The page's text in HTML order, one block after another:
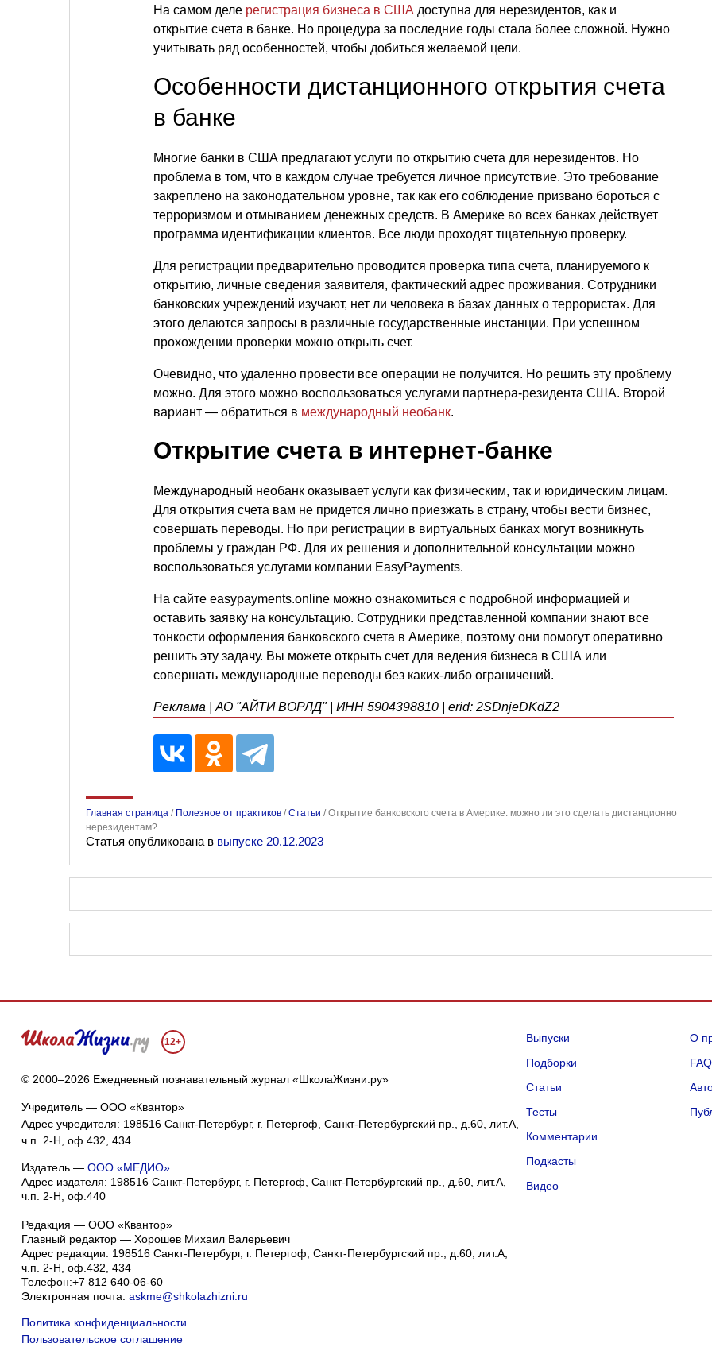
На самом деле регистрация бизнеса в США доступна для нерезидентов, как и
открытие счета в банке. Но процедура за последние годы стала более сложной. Нужно
учитывать ряд особенностей, чтобы добиться желаемой цели.
Особенности дистанционного открытия счета
в банке
Многие банки в США предлагают услуги по открытию счета для нерезидентов. Но
проблема в том, что в каждом случае требуется личное присутствие. Это требование
закреплено на законодательном уровне, так как его соблюдение призвано бороться с
терроризмом и отмыванием денежных средств. В Америке во всех банках действует
программа идентификации клиентов. Все люди проходят тщательную проверку.
Для регистрации предварительно проводится проверка типа счета, планируемого к
открытию, личные сведения заявителя, фактический адрес проживания. Сотрудники
банковских учреждений изучают, нет ли человека в базах данных о террористах. Для
этого делаются запросы в различные государственные инстанции. При успешном
прохождении проверки можно открыть счет.
Очевидно, что удаленно провести все операции не получится. Но решить эту проблему
можно. Для этого можно воспользоваться услугами партнера-резидента США. Второй
вариант — обратиться в международный необанк.
Открытие счета в интернет-банке
Международный необанк оказывает услуги как физическим, так и юридическим лицам.
Для открытия счета вам не придется лично приезжать в страну, чтобы вести бизнес,
совершать переводы. Но при регистрации в виртуальных банках могут возникнуть
проблемы у граждан РФ. Для их решения и дополнительной консультации можно
воспользоваться услугами компании EasyPayments.
На сайте easypayments.online можно ознакомиться с подробной информацией и
оставить заявку на консультацию. Сотрудники представленной компании знают все
тонкости оформления банковского счета в Америке, поэтому они помогут оперативно
решить эту задачу. Вы можете открыть счет для ведения бизнеса в США или
совершать международные переводы без каких-либо ограничений.
Реклама | АО "АЙТИ ВОРЛД" | ИНН 5904398810 | erid: 2SDnjeDKdZ2
Главная страница / Полезное от практиков /Статьи /Открытие банковского счета в Америке: можно ли это сделать дистанционно
нерезидентам?
Статья опубликована в выпуске 20.12.2023
12+
© 2000–2026 Ежедневный познавательный журнал «ШколаЖизни.ру»
Учредитель — ООО «Квантор»
Адрес учредителя: 198516 Санкт-Петербург, г. Петергоф, Санкт-Петербургский пр., д.60, лит.А,
ч.п. 2-Н, оф.432, 434
Издатель — ООО «МЕДИО»
Адрес издателя: 198516 Санкт-Петербург, г. Петергоф, Санкт-Петербургский пр., д.60, лит.А,
ч.п. 2-Н, оф.440
Редакция — ООО «Квантор»
Главный редактор — Хорошев Михаил Валерьевич
Адрес редакции: 198516 Санкт-Петербург, г. Петергоф Санкт-Петербургский пр., д.60, лит.А,
ч.п. 2-Н, оф.432, 434
Телефон:+7 812 640-06-60
Электронная почта: askme@shkolazhizni.ru
Политика конфиденциальности
Пользовательское соглашение
Выпуски
Подборки
Статьи
Тесты
Комментарии
Подкасты
Видео
О
FAQ